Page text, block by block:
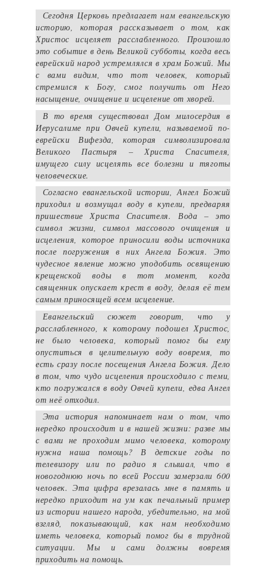
Сегодня Церковь предлагает нам евангельскую
историю, которая рассказывает о том, как
Христос исцеляет расслабленного. Произошло
это событие в день Великой субботы, когда весь
еврейский народ устремлялся в храм Божий. Мы
с вами видим, что тот человек, который
стремился к Богу, смог получить от Него
насыщение, очищение и исцеление от хворей.
В то время существовал Дом милосердия в
Иерусалиме при Овчей купели, называемой по-
еврейски Вифезда, которая символизировала
Великого Пастыря – Христа Спасителя,
имущего силу исцелять все болезни и тяготы
человеческие.
Согласно евангельской истории, Ангел Божий
приходил и возмущал воду в купели, предваряя
пришествие Христа Спасителя. Вода – это
символ жизни, символ массового очищения и
исцеления, которое приносили воды источника
после погружения в них Ангела Божия. Это
чудесное явление можно уподобить освящению
крещенской воды в тот момент, когда
священник опускает крест в воду, делая её тем
самым приносящей всем исцеление.
Евангельский сюжет говорит, что у
расслабленного, к которому подошел Христос,
не было человека, который помог бы ему
опуститься в целительную воду вовремя, то
есть сразу после посещения Ангела Божия. Дело
в том, что чудо исцеления происходило с теми,
кто погружался в воду Овчей купели, едва Ангел
от неё отходил.
Эта история напоминает нам о том, что
нередко происходит и в нашей жизни: разве мы
с вами не проходим мимо человека, которому
нужна наша помощь? В детские годы по
телевизору или по радио я слышал, что в
новогоднюю ночь по всей России замерзали 600
человек. Эта цифра врезалась мне в память и
нередко приходит на ум как печальный пример
из истории нашего народа, убедительно, на мой
взгляд, показывающий, как нам необходимо
иметь человека, который помог бы в трудной
ситуации. Мы и сами должны вовремя
приходить на помощь.